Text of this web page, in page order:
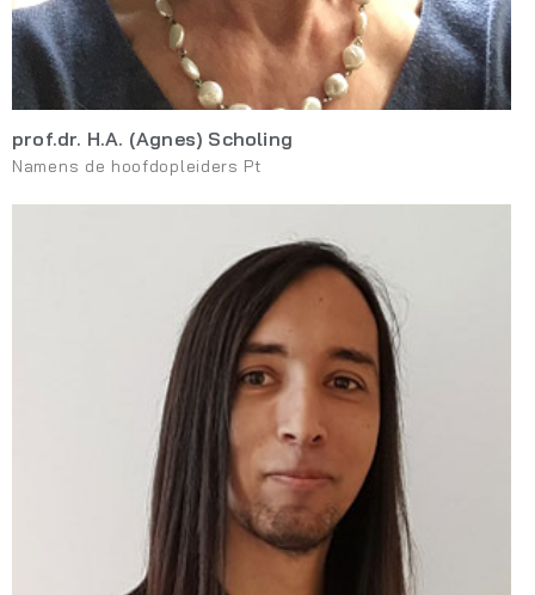
prof.dr. H.A. (Agnes) Scholing
Namens de hoofdopleiders Pt